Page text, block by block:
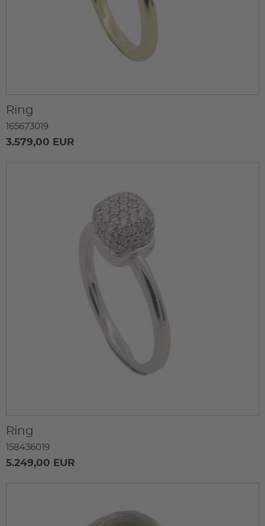
Ring
165673019
3.579,00 EUR
Ring
158436019
5.249,00 EUR